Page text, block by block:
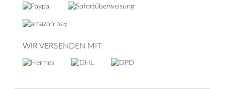
WIR VERSENDEN MIT